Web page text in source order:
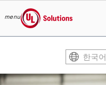
menu
UL Solutions
한국어